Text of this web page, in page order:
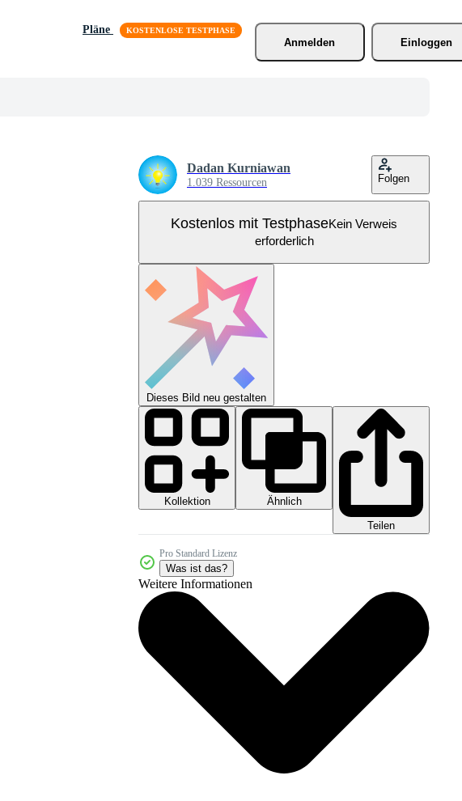
Pläne
Anmelden
Einloggen
Dadan Kurniawan
1.039 Ressourcen Folgen
Kostenlos mit TestphaseKein Verweis
erforderlich
Dieses Bild neu gestalten
Kollektion
Ähnlich
Teilen
Pro Standard Lizenz
Was ist das?
Weitere Informationen